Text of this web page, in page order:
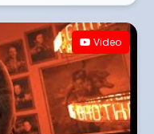
Video